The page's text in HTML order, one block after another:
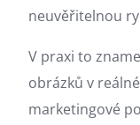
neuvěřitelnou
V praxi to
obrázků v
marketingové